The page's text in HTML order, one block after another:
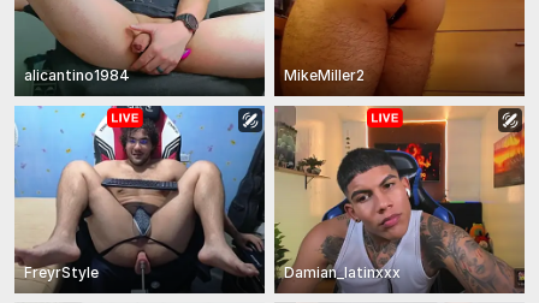
alicantino1984 MikeMiller2
FreyrStyle Damian_latinxxx